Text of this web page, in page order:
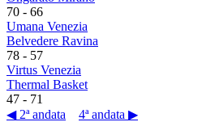
70 - 66
Umana Venezia
Belvedere Ravina
78 - 57
Virtus Venezia
Thermal Basket
47 - 71
◀ 2ª andata
4ª andata ▶